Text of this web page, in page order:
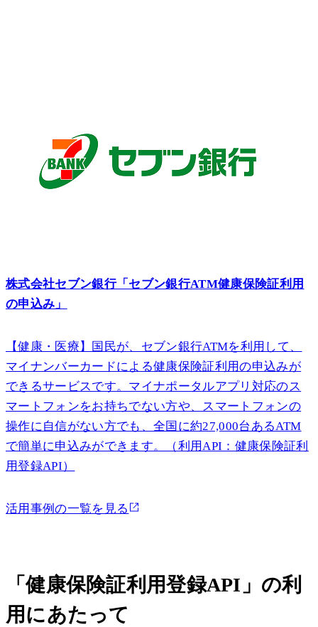
株式会社セブン銀行「セブン銀行ATM健康保険証利用
の申込み」
【健康・医療】国民が、セブン銀行ATMを利用して、
マイナンバーカードによる健康保険証利用の申込みが
できるサービスです。マイナポータルアプリ対応のス
マートフォンをお持ちでない方や、スマートフォンの
操作に自信がない方でも、全国に約27,000台あるATM
で簡単に申込みができます。（利用API：健康保険証利
用登録API）
活用事例の一覧を見る
「健康保険証利用登録API」の利
用にあたって